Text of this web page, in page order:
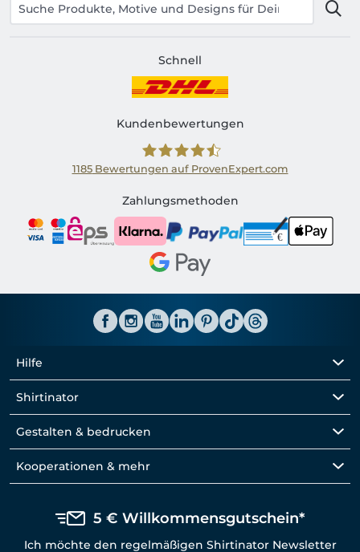
Schnell
Kundenbewertungen
Shirtinator AT
1185Bewertungen auf ProvenExpert.com
Zahlungsmethoden
Hilfe
Shirtinator
Gestalten & bedrucken
Kooperationen & mehr
5 € Willkommensgutschein*
Ich möchte den regelmäßigen Shirtinator Newsletter